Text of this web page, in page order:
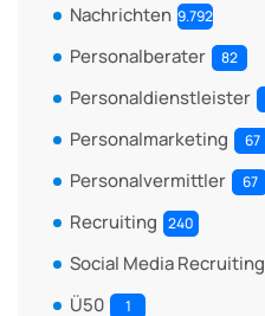
Nachrichten 9.792
Personalberater 82
Personaldienstleister
Personalmarketing 67
Personalvermittler 67
Recruiting 240
Social Media Recruiting
Ü50 1